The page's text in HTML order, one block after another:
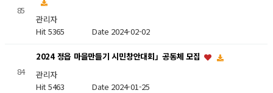
85
관리자
Hit 5365 Date 2024-02-02
84
2024 정읍 마을만들기 시민창안대회」공동체 모집
관리자
Hit 5463 Date 2024-01-25